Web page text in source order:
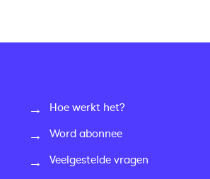
Hoe werkt het?
Word abonnee
Veelgestelde vragen